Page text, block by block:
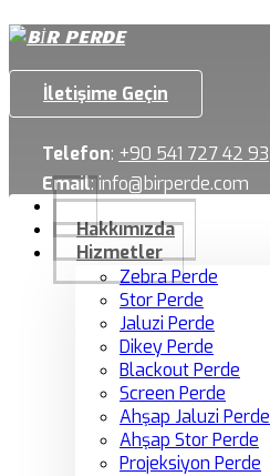
İletişime Geçin
Telefon: +90 541 727 42 93
Email:info@birperde.com
Hakkımızda
Hizmetler
Zebra Perde
Stor Perde
Jaluzi Perde
Dikey Perde
Blackout Perde
Screen Perde
Ahşap Jaluzi Perde
Ahşap Stor Perde
Projeksiyon Perde